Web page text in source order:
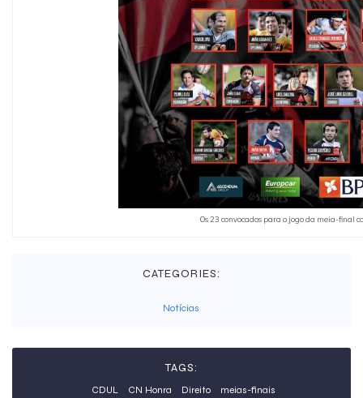
Os 23 convocados para o jogo da meia-final
CATEGORIES:
Notícias
TAGS:
CDUL CN Honra Direito meias-finais